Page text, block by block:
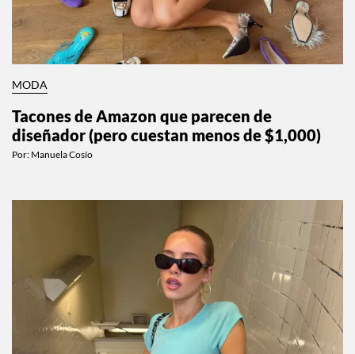
MODA
Tacones de Amazon que parecen de
diseñador (pero cuestan menos de $1,000)
Por: Manuela Cosío